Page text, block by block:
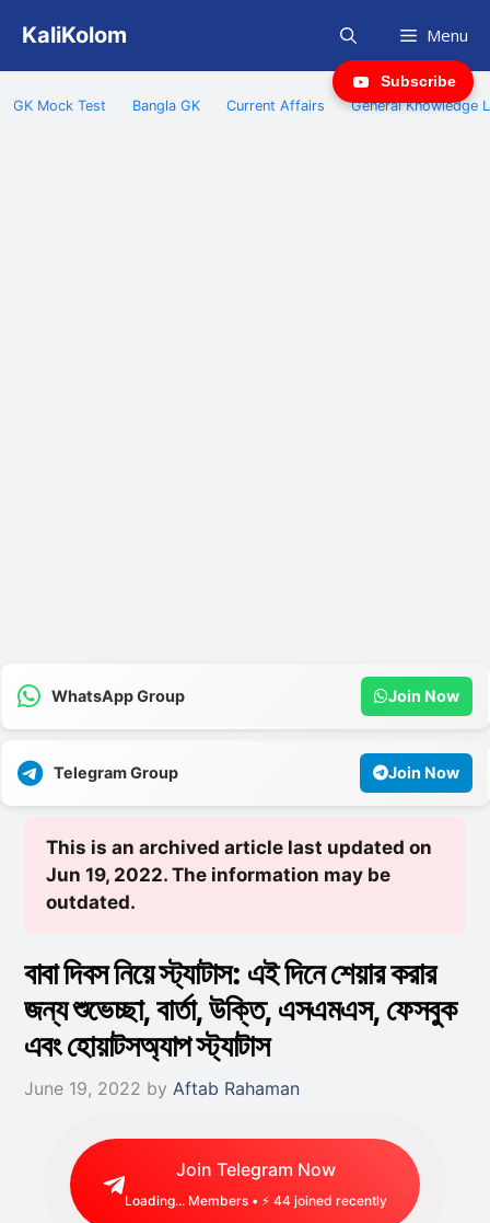
content
KaliKolom Menu
GK Mock Test Bangla GK Current Affairs General Knowledge
WhatsApp Group Join Now
Telegram Group Join Now
Subscribe
This is an archived article last updated on
Jun 19, 2022. The information may be
outdated.
বাবা দিবস নিয়ে স্ট্যাটাস: এই দিনে শেয়ার করার
জন্য শুভেচ্ছা, বার্তা, উক্তি, এসএমএস, ফেসবুক
এবং হোয়াটসঅ্যাপ স্ট্যাটাস
June 19, 2022 by Aftab Rahaman
Join Telegram Now
Loading... Members • ⚡56joined recently